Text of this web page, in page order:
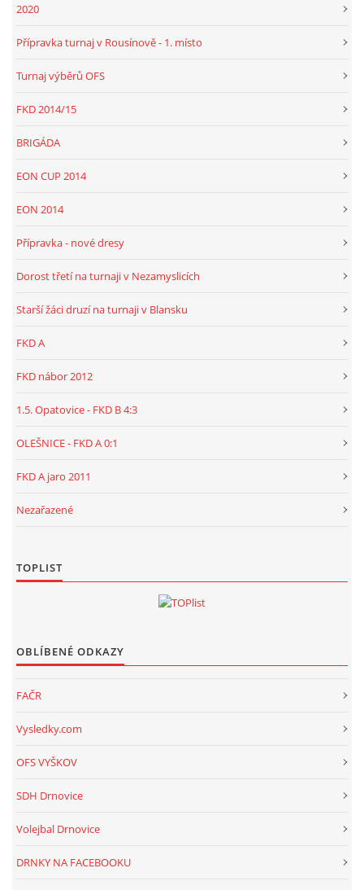
2020
Přípravka turnaj v Rousínově - 1. místo
Turnaj výběrů OFS
FKD 2014/15
BRIGÁDA
EON CUP 2014
EON 2014
Přípravka - nové dresy
Dorost třetí na turnaji v Nezamyslicích
Starší žáci druzí na turnaji v Blansku
FKD A
FKD nábor 2012
1.5. Opatovice - FKD B 4:3
OLEŠNICE - FKD A 0:1
FKD A jaro 2011
Nezařazené
TOPLIST
OBLÍBENÉ ODKAZY
FAČR
Vysledky.com
OFS VYŠKOV
SDH Drnovice
Volejbal Drnovice
DRNKY NA FACEBOOKU